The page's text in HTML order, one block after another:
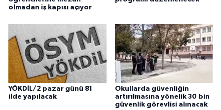
olmadan iş kapısı açıyor
YÖKDİL/2 pazar günü 81
ilde yapılacak
Okullarda güvenliğin
artırılmasına yönelik 30 bin
güvenlik görevlisi alınacak